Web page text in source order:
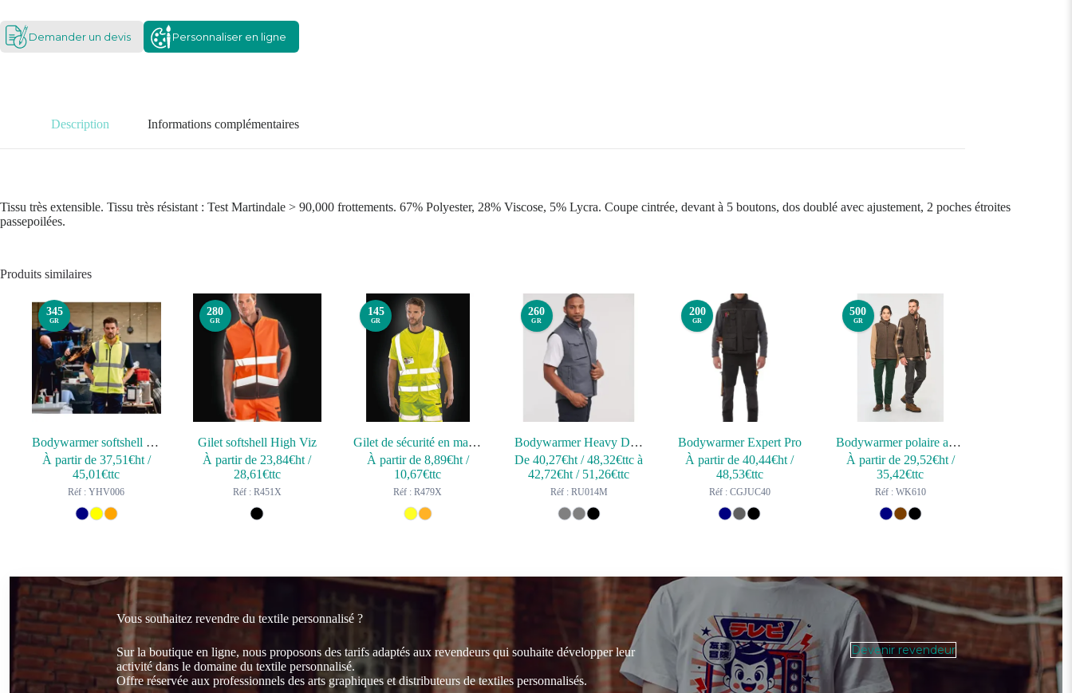
Demander un devis Personnaliser en ligne
Description Informations complémentaires
Tissu très extensible. Tissu très résistant : Test Martindale > 90,000 frottements. 67% Polyester, 28% Viscose, 5% Lycra. Coupe cintrée, devant à 5 boutons, dos doublé avec ajustement, 2 poches étroites
passepoilées.
Produits similaires
345
GR
Bodywarmer softshell haute visibilité
À partir de 37,51€ht/
45,01€ttc
Réf : YHV006
280
GR
Gilet softshell High Viz
À partir de 23,84€ht /
28,61€ttc
Réf : R451X
145
GR
Gilet de sécurité en maille
À partir de 8,89€ht/
10,67€ttc
Réf : R479X
260
GR
Bodywarmer Heavy Duty
De40,27€ht /48,32€ttc à
42,72€ht / 51,26€ttc
Réf : RU014M
200
GR
Bodywarmer Expert Pro
À partir de40,44€ht /
48,53€ttc
Réf : CGJUC40
500
GR
Bodywarmer polaire avec intérieur sherpa unisexe
À partir de 29,52€ht/
35,42€ttc
Réf : WK610
Vous souhaitez revendre du textile personnalisé ?
Sur la boutique en ligne, nous proposons des tarifs adaptés aux revendeurs qui souhaite développer leur
activité dans le domaine du textile personnalisé.
Offre réservée aux professionnels des arts graphiques et distributeurs de textiles personnalisés.
Devenir revendeur